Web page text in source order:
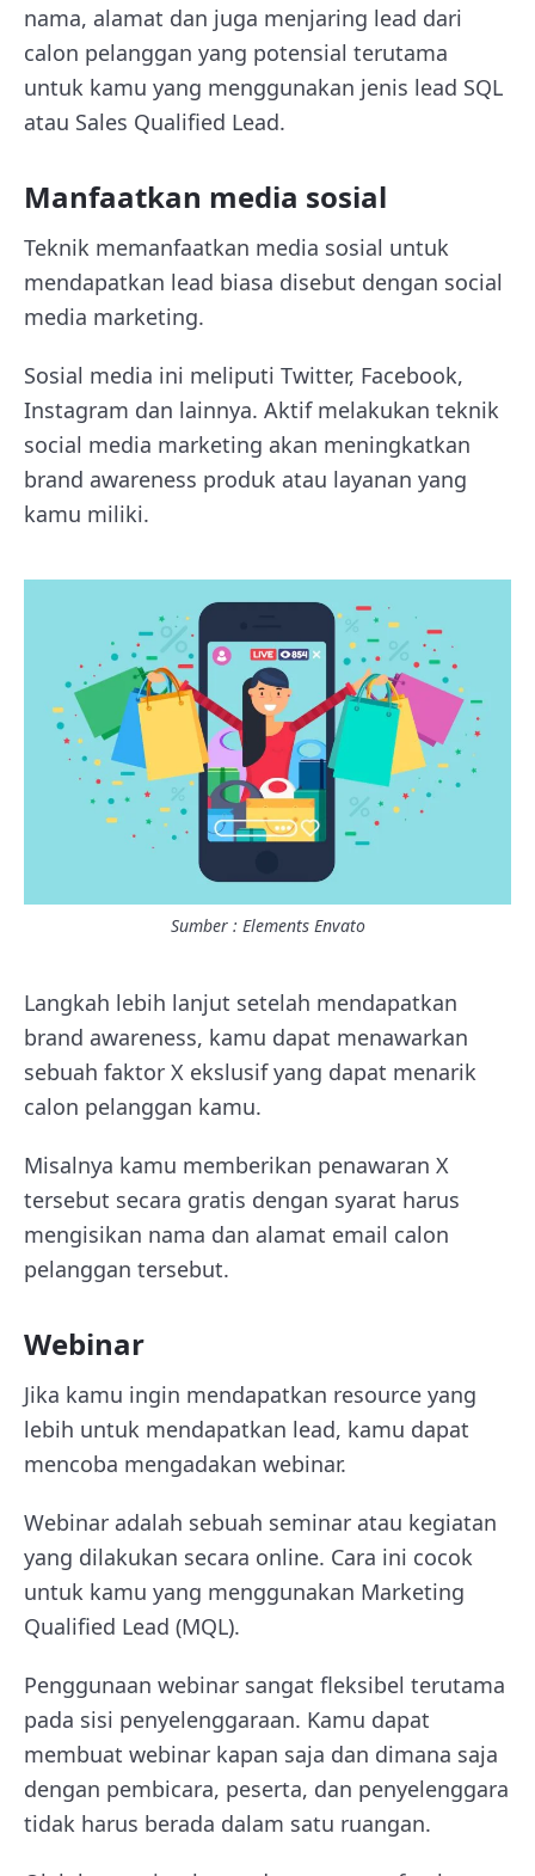
nama, alamat dan juga menjaring lead dari
calon pelanggan yang potensial terutama
untuk kamu yang menggunakan jenis lead SQL
atau Sales Qualified Lead.
Manfaatkan media sosial
Teknik memanfaatkan media sosial untuk
mendapatkan lead biasa disebut dengan social
media marketing.
Sosial media ini meliputi Twitter, Facebook,
Instagram dan lainnya. Aktif melakukan teknik
social media marketing akan meningkatkan
brand awareness produk atau layanan yang
kamu miliki.
Sumber : Elements Envato
Langkah lebih lanjut setelah mendapatkan
brand awareness, kamu dapat menawarkan
sebuah faktor X ekslusif yang dapat menarik
calon pelanggan kamu.
Misalnya kamu memberikan penawaran X
tersebut secara gratis dengan syarat harus
mengisikan nama dan alamat email calon
pelanggan tersebut.
Webinar
Jika kamu ingin mendapatkan resource yang
lebih untuk mendapatkan lead, kamu dapat
mencoba mengadakan webinar.
Webinar adalah sebuah seminar atau kegiatan
yang dilakukan secara online. Cara ini cocok
untuk kamu yang menggunakan Marketing
Qualified Lead (MQL).
Penggunaan webinar sangat fleksibel terutama
pada sisi penyelenggaraan. Kamu dapat
membuat webinar kapan saja dan dimana saja
dengan pembicara, peserta, dan penyelenggara
tidak harus berada dalam satu ruangan.